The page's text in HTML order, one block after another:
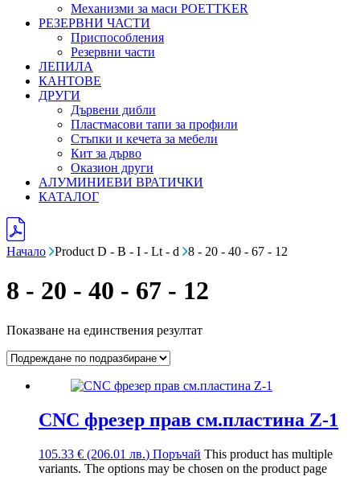
Механизми за маси POETTKER
РЕЗЕРВНИ ЧАСТИ
Приспособления
Резервни части
ЛЕПИЛА
КАНТОВЕ
ДРУГИ
Дървени дибли
Пластмасови тапи за профили
Стъпки и кечета за мебели
Кит за дърво
Оказион други
АЛУМИНИЕВИ ВРАТИЧКИ
КАТАЛОГ
Начало Product D - B - I - Lt - d 8 - 20 - 40 - 67 - 12
8 - 20 - 40 - 67 - 12
Показване на единствения резултат
CNC фрезер прав см.пластина Z-1
105.33 € (206.01 лв.) Поръчай This product has multiple
variants. The options may be chosen on the product page